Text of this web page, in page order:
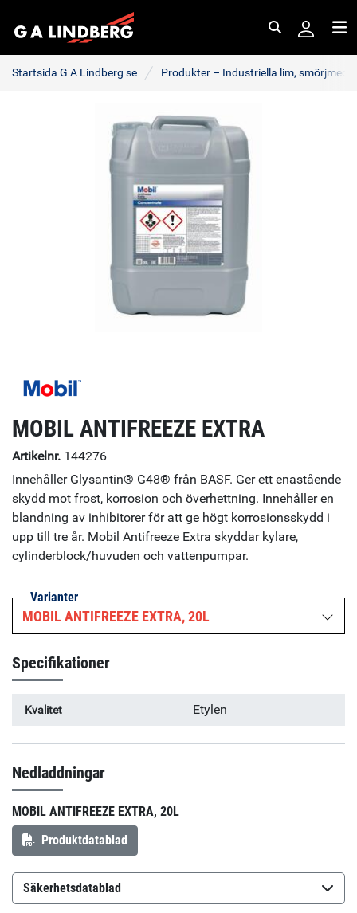
Startsida G A Lindberg se Produkter – Industriella lim,
MOBIL ANTIFREEZE EXTRA
Artikelnr. 144276
Innehåller Glysantin® G48® från BASF. Ger ett enastående
skydd mot frost, korrosion och överhettning. Innehåller en
blandning av inhibitorer för att ge högt korrosionsskydd i
upp till tre år. Mobil Antifreeze Extra skyddar kylare,
cylinderblock/huvuden och vattenpumpar.
Varianter
MOBIL ANTIFREEZE EXTRA, 20L
Specifikationer
Kvalitet Etylen
Nedladdningar
MOBIL ANTIFREEZE EXTRA, 20L
Produktdatablad
Säkerhetsdatablad